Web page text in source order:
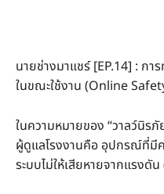
นายช่างมาแชร์ [EP.14] : ก
ในขณะใช้งาน (Online
ในความหมายของ “วาลว์นิร
ผู้ดูแลโรงงานคือ อุปกรณ์ที่มี
ระบบไม่ให้เสียหายจากแรงดั